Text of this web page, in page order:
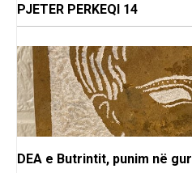
PJETER PERKEQI 14
DEA e Butrintit, punim në